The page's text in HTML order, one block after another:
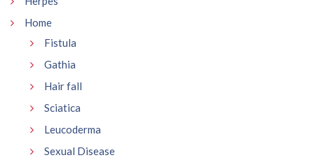
Home
Fistula
Gathia
Hair fall
Sciatica
Leucoderma
Sexual Disease